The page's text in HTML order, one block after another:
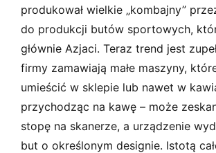
produkował wielkie „kombajny”
do produkcji butów sportowych,
głównie Azjaci. Teraz trend jest
firmy zamawiają małe maszyny,
umieścić w sklepie lub nawet w
przychodząc na kawę – może
stopę na skanerze, a urządzenie
but o określonym designie. Istotą